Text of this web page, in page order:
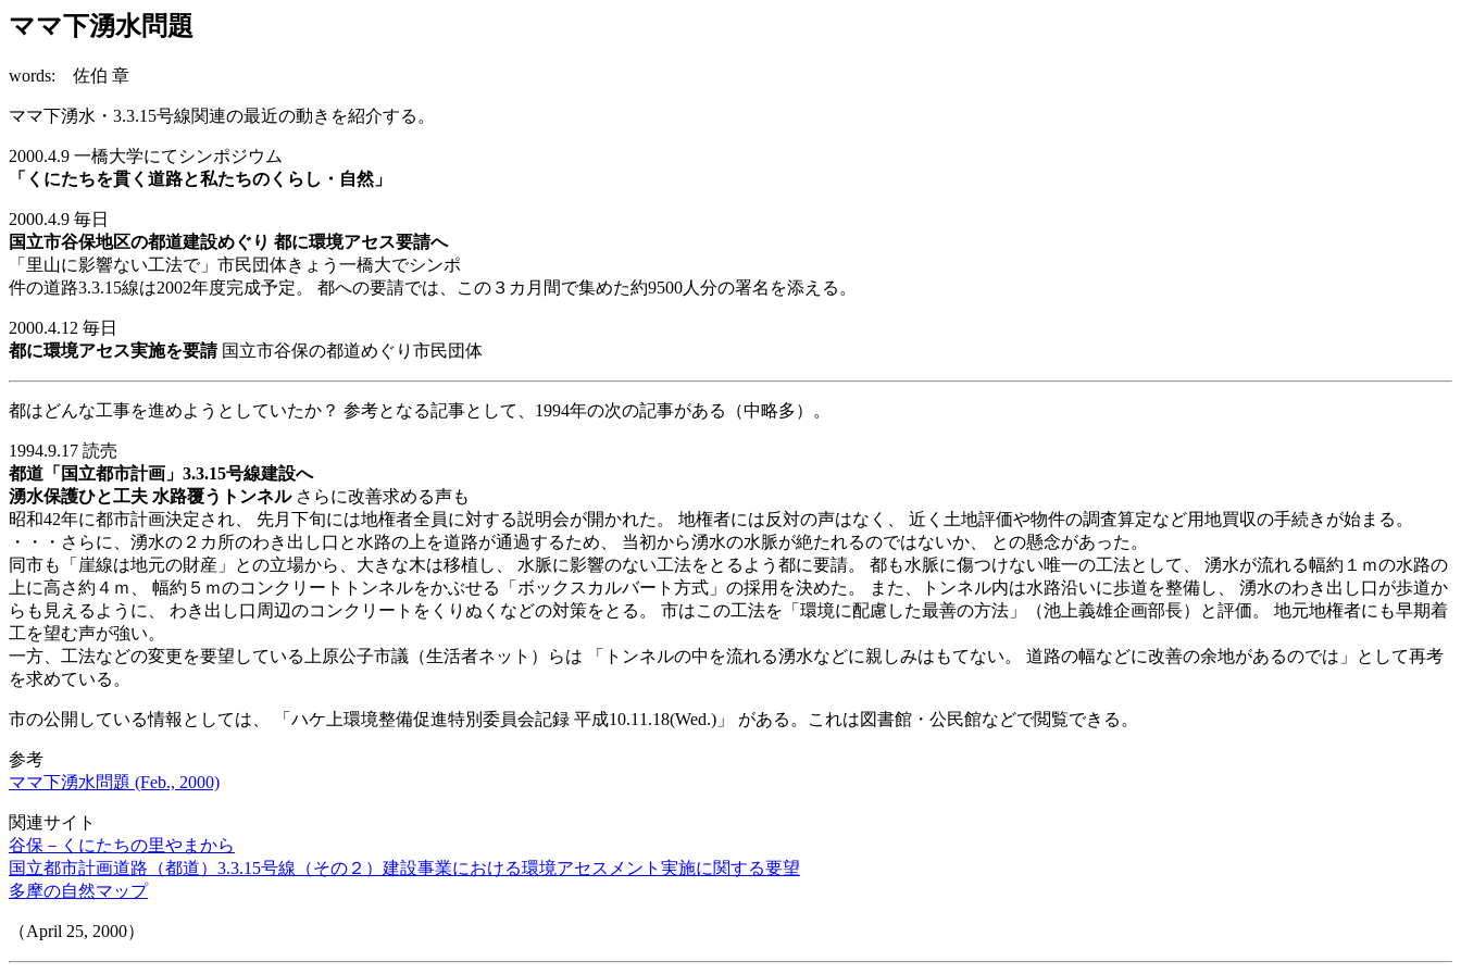
ママ下湧水問題
words: 佐伯 章
ママ下湧水・3.3.15号線関連の最近の動きを紹介する。
2000.4.9 一橋大学にてシンポジウム
「くにたちを貫く道路と私たちのくらし・自然」
2000.4.9 毎日
国立市谷保地区の都道建設めぐり 都に環境アセス要請へ
「里山に影響ない工法で」市民団体きょう一橋大でシンポ
件の道路3.3.15線は2002年度完成予定。 都への要請では、この３カ月間で集めた約9500人分の署名を添える。
2000.4.12 毎日
都に環境アセス実施を要請国立市谷保の都道めぐり市民団体
都はどんな工事を進めようとしていたか？ 参考となる記事として、1994年の次の記事がある（中略多）。
1994.9.17 読売
都道「国立都市計画」3.3.15号線建設へ
湧水保護ひと工夫 水路覆うトンネルさらに改善求める声も
昭和42年に都市計画決定され、 先月下旬には地権者全員に対する説明会が開かれた。 地権者には反対の声はなく、 近く土地評価や物件の調査算定など用地買収の手続きが始まる。
・・・さらに、湧水の２カ所のわき出し口と水路の上を道路が通過するため、 当初から湧水の水脈が絶たれるのではないか、 との懸念があった。
同市も「崖線は地元の財産」との立場から、大きな木は移植し、 水脈に影響のない工法をとるよう都に要請。 都も水脈に傷つけない唯一の工法として、 湧水が流れる幅約１ｍの水路の
上に高さ約４ｍ、 幅約５ｍのコンクリートトンネルをかぶせる「ボックスカルバート方式」の採用を決めた。 また、トンネル内は水路沿いに歩道を整備し、 湧水のわき出し口が歩道か
らも見えるように、 わき出し口周辺のコンクリートをくりぬくなどの対策をとる。 市はこの工法を「環境に配慮した最善の方法」（池上義雄企画部長）と評価。 地元地権者にも早期着
工を望む声が強い。
一方、工法などの変更を要望している上原公子市議（生活者ネット）らは 「トンネルの中を流れる湧水などに親しみはもてない。 道路の幅などに改善の余地があるのでは」として再考
を求めている。
市の公開している情報としては、 「ハケ上環境整備促進特別委員会記録 平成10.11.18(Wed.)」 がある。これは図書館・公民館などで閲覧できる。
参考
ママ下湧水問題 (Feb., 2000)
関連サイト
谷保－くにたちの里やまから
国立都市計画道路（都道）3.3.15号線（その２）建設事業における環境アセスメント実施に関する要望
多摩の自然マップ
（April 25, 2000）